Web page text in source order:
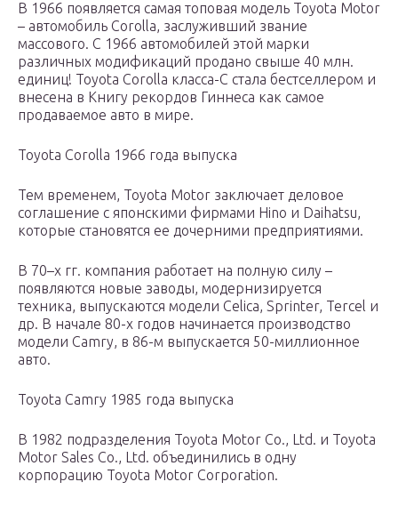
В 1966 появляется самая топовая модель Toyota Motor
– автомобиль Corolla, заслуживший звание
массового. С 1966 автомобилей этой марки
различных модификаций продано свыше 40 млн.
единиц! Toyota Corolla класса-С стала бестселлером и
внесена в Книгу рекордов Гиннеса как самое
продаваемое авто в мире.
Toyota Corolla 1966 года выпуска
Тем временем, Toyota Motor заключает деловое
соглашение с японскими фирмами Hino и Daihatsu,
которые становятся ее дочерними предприятиями.
В 70–х гг. компания работает на полную силу –
появляются новые заводы, модернизируется
техника, выпускаются модели Celica, Sprinter, Tercel и
др. В начале 80-х годов начинается производство
модели Camry, в 86-м выпускается 50-миллионное
авто.
Toyota Camry 1985 года выпуска
В 1982 подразделения Toyota Motor Co., Ltd. и Toyota
Motor Sales Co., Ltd. объединились в одну
корпорацию Toyota Motor Corporation.